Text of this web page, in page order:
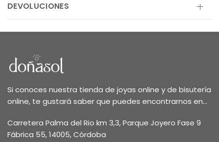
DEVOLUCIONES
Si conoces nuestra tienda de joyas online y de bisutería
online, te gustará saber que puedes encontrarnos en...
Carretera Palma del Rio km 3,3, Parque Joyero Fase 9
Fábrica 55, 14005, Córdoba